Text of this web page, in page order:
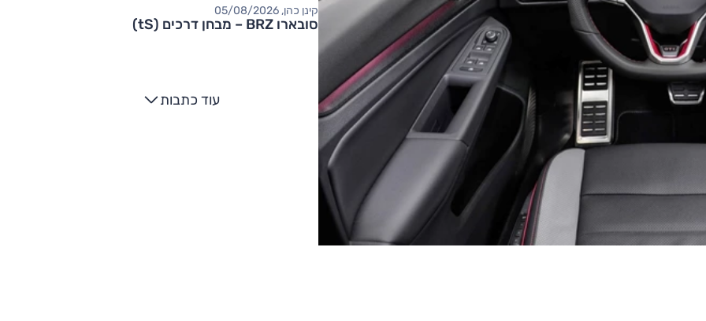
קינן כהן, 05/08/2026
סובארו BRZ – מבחן דרכים (tS)
עוד כתבות